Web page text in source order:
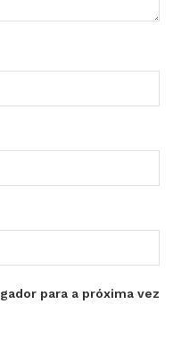
para a próxima vez